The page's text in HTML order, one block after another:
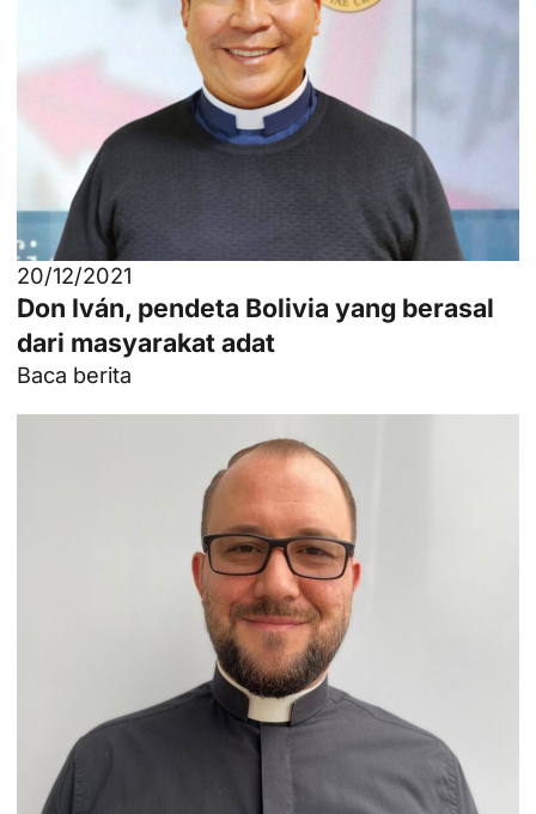
20/12/2021
Don Iván, pendeta Bolivia yang berasal
dari masyarakat adat
Baca berita